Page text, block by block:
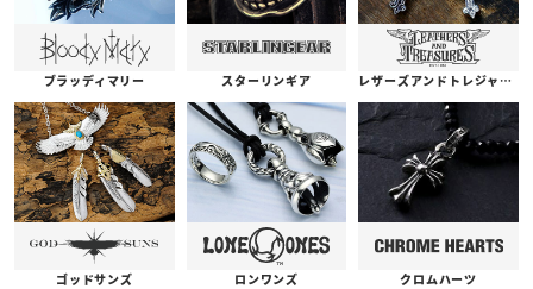
ブラッディマリー スターリンギア レザーズアンドトレジャーズ
ゴッドサンズ ロンワンズ クロムハーツ